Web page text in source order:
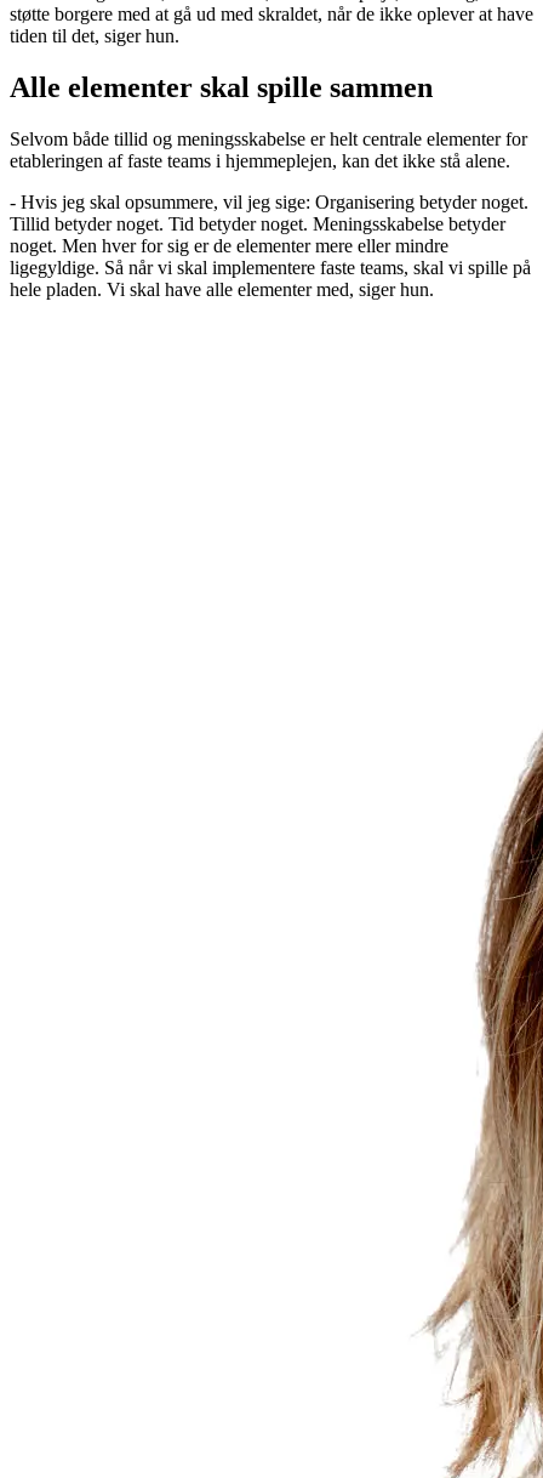
støtte borgere med at gå ud med skraldet, når de ikke oplever at have
tiden til det, siger hun.
Alle elementer skal spille sammen
Selvom både tillid og meningsskabelse er helt centrale elementer for
etableringen af faste teams i hjemmeplejen, kan det ikke stå alene.
- Hvis jeg skal opsummere, vil jeg sige: Organisering betyder noget.
Tillid betyder noget. Tid betyder noget. Meningsskabelse betyder
noget. Men hver for sig er de elementer mere eller mindre
ligegyldige. Så når vi skal implementere faste teams, skal vi spille på
hele pladen. Vi skal have alle elementer med, siger hun.